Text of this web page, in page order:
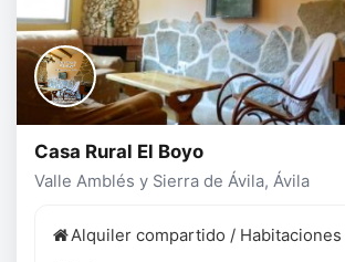
Casa Rural El Boyo
Valle Amblés y Sierra de Ávila, Ávila
Alquiler compartido / Habitaciones